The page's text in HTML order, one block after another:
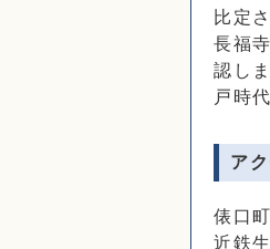
比定
長福
認し
戸時
ア
俵口町
近鉄